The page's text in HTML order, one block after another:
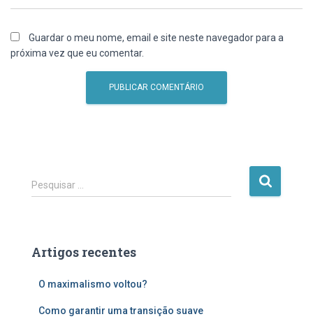
Guardar o meu nome, email e site neste navegador para a
próxima vez que eu comentar.
P
e
i
Pesquisar …
Artigos recentes
O maximalismo voltou?
Como garantir uma transição suave